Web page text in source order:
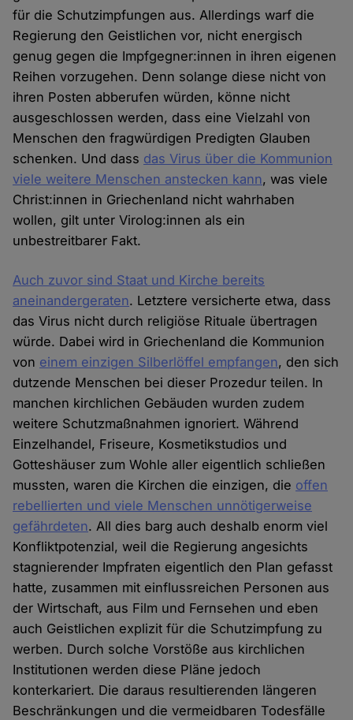
für die Schutzimpfungen aus. Allerdings warf die
Regierung den Geistlichen vor, nicht energisch
genug gegen die Impfgegner:innen in ihren eigenen
Reihen vorzugehen. Denn solange diese nicht von
ihren Posten abberufen würden, könne nicht
ausgeschlossen werden, dass eine Vielzahl von
Menschen den fragwürdigen Predigten Glauben
schenken. Und dass das Virus über die Kommunion
viele weitere Menschen anstecken kann, was viele
Christ:innen in Griechenland nicht wahrhaben
wollen, gilt unter Virolog:innen als ein
unbestreitbarer Fakt.
Auch zuvor sind Staat und Kirche bereits
aneinandergeraten. Letztere versicherte etwa, dass
das Virus nicht durch religiöse Rituale übertragen
würde. Dabei wird in Griechenland die Kommunion
von einem einzigen Silberlöffel empfangen, den sich
dutzende Menschen bei dieser Prozedur teilen. In
manchen kirchlichen Gebäuden wurden zudem
weitere Schutzmaßnahmen ignoriert. Während
Einzelhandel, Friseure, Kosmetikstudios und
Gotteshäuser zum Wohle aller eigentlich schließen
mussten, waren die Kirchen die einzigen, die offen
rebellierten und viele Menschen unnötigerweise
gefährdeten. All dies barg auch deshalb enorm viel
Konfliktpotenzial, weil die Regierung angesichts
stagnierender Impfraten eigentlich den Plan gefasst
hatte, zusammen mit einflussreichen Personen aus
der Wirtschaft, aus Film und Fernsehen und eben
auch Geistlichen explizit für die Schutzimpfung zu
werben. Durch solche Vorstöße aus kirchlichen
Institutionen werden diese Pläne jedoch
konterkariert. Die daraus resultierenden längeren
Beschränkungen und die vermeidbaren Todesfälle